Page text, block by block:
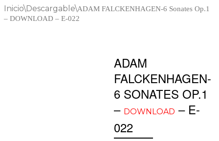
Inicio\Descargable\ADAM FALCKENHAGEN-6 Sonates Op.1
– DOWNLOAD – E-022
ADAM
FALCKENHAGEN-
6 SONATES OP.1
– DOWNLOAD – E-
022